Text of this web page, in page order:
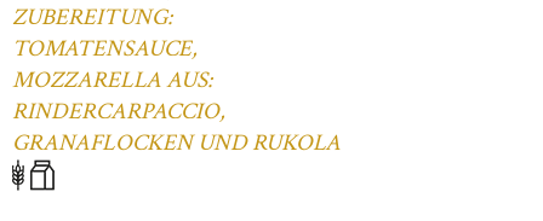
ZUBEREITUNG:
TOMATENSAUCE,
MOZZARELLA AUS:
RINDERCARPACCIO,
GRANAFLOCKEN UND RUKOLA